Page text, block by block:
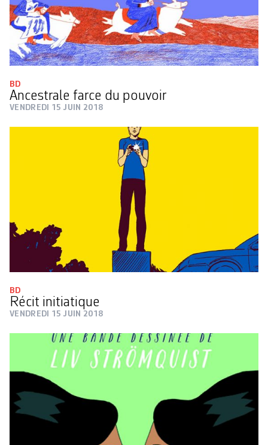
BD
Ancestrale farce du pouvoir
VENDREDI 15 JUIN 2018
BD
Récit initiatique
VENDREDI 15 JUIN 2018